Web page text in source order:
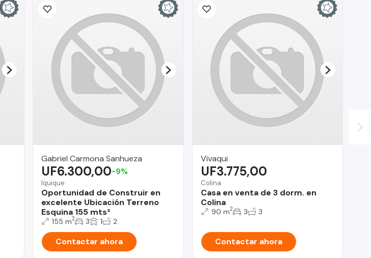
Gabriel Carmona Sanhueza
Iquique
Oportunidad de Construir en
excelente Ubicación Terreno
Esquina 155 mts²
UF6.300,00-9%
155 m2 3 1 2
Contactar ahora
Vivaqui
Colina
Casa en venta de 3 dorm. en
Colina
UF3.775,00
90 m2 3 3
Contactar ahora